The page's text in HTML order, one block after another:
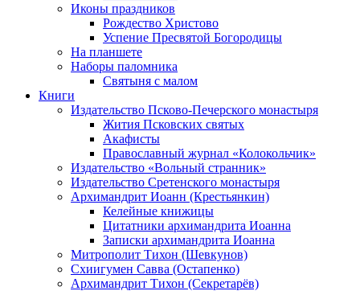
Иконы праздников
Рождество Христово
Успение Пресвятой Богородицы
На планшете
Наборы паломника
Святыня с малом
Книги
Издательство Псково-Печерского монастыря
Жития Псковских святых
Акафисты
Православный журнал «Колокольчик»
Издательство «Вольный странник»
Издательство Сретенского монастыря
Архимандрит Иоанн (Крестьянкин)
Келейные книжицы
Цитатники архимандрита Иоанна
Записки архимандрита Иоанна
Митрополит Тихон (Шевкунов)
Схиигумен Савва (Остапенко)
Архимандрит Тихон (Секретарёв)